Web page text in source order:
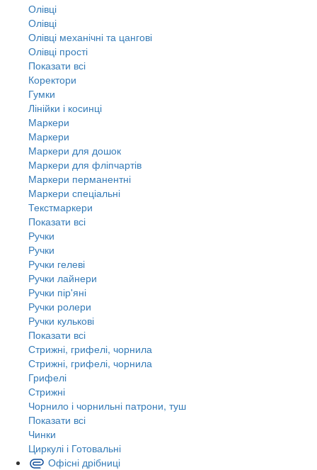
Олівці
Олівці
Олівці механічні та цангові
Олівці прості
Показати всі
Коректори
Гумки
Лінійки і косинці
Маркери
Маркери
Маркери для дошок
Маркери для фліпчартів
Маркери перманентні
Маркери спеціальні
Текстмаркери
Показати всі
Ручки
Ручки
Ручки гелеві
Ручки лайнери
Ручки пір'яні
Ручки ролери
Ручки кулькові
Показати всі
Стрижні, грифелі, чорнила
Стрижні, грифелі, чорнила
Грифелі
Стрижні
Чорнило і чорнильні патрони, туш
Показати всі
Чинки
Циркулі і Готовальні
Офісні дрібниці